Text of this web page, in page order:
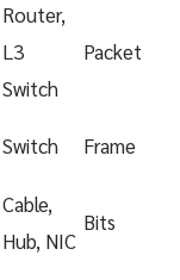
Router,
L3
Switch
Packet
Switch Frame
Cable,
Hub, NIC
Bits